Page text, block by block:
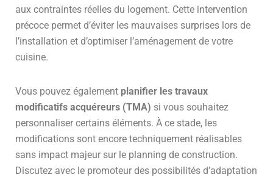
aux contraintes réelles du logement. Cette intervention
précoce permet d’éviter les mauvaises surprises lors de
l’installation et d’optimiser l’aménagement de votre
cuisine.
Vous pouvez également planifier les travaux
modificatifs acquéreurs (TMA) si vous souhaitez
personnaliser certains éléments. À ce stade, les
modifications sont encore techniquement réalisables
sans impact majeur sur le planning de construction.
Discutez avec le promoteur des possibilités d’adaptation